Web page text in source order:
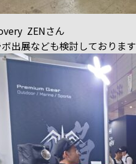
ZENさん
出展なども検討しております